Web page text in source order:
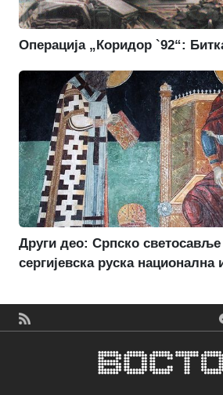
Операција „Коридор `92“:
Други део: Српско светосавље
сергијевска руска национална